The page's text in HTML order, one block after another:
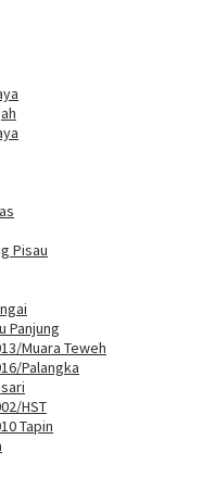
Pisau
Panjung
Muara Teweh
Palangka
HST
Tapin